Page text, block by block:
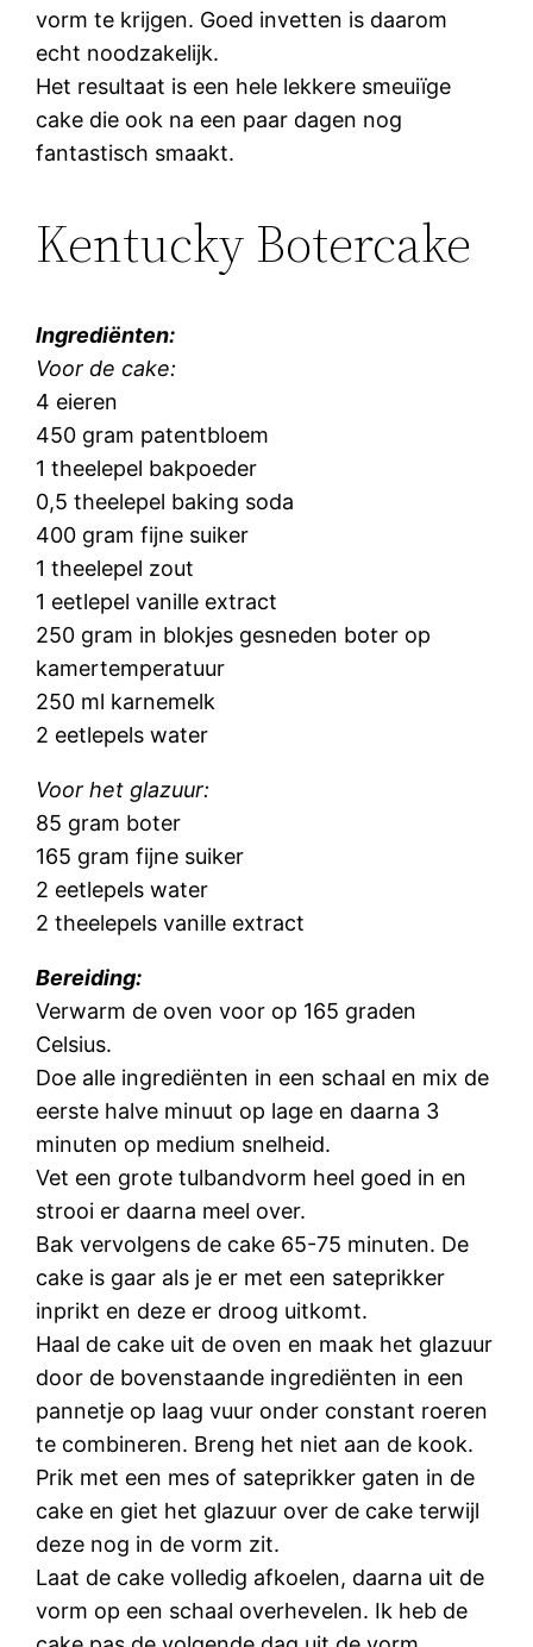
vorm te krijgen. Goed invetten is daarom
echt noodzakelijk.
Het resultaat is een hele lekkere smeuiïge
cake die ook na een paar dagen nog
fantastisch smaakt.
Kentucky Botercake
Ingrediënten:
Voor de cake:
4 eieren
450 gram patentbloem
1 theelepel bakpoeder
0,5 theelepel baking soda
400 gram fijne suiker
1 theelepel zout
1 eetlepel vanille extract
250 gram in blokjes gesneden boter op
kamertemperatuur
250 ml karnemelk
2 eetlepels water
Voor het glazuur:
85 gram boter
165 gram fijne suiker
2 eetlepels water
2 theelepels vanille extract
Bereiding:
Verwarm de oven voor op 165 graden
Celsius.
Doe alle ingrediënten in een schaal en mix de
eerste halve minuut op lage en daarna 3
minuten op medium snelheid.
Vet een grote tulbandvorm heel goed in en
strooi er daarna meel over.
Bak vervolgens de cake 65-75 minuten. De
cake is gaar als je er met een sateprikker
inprikt en deze er droog uitkomt.
Haal de cake uit de oven en maak het glazuur
door de bovenstaande ingrediënten in een
pannetje op laag vuur onder constant roeren
te combineren. Breng het niet aan de kook.
Prik met een mes of sateprikker gaten in de
cake en giet het glazuur over de cake terwijl
deze nog in de vorm zit.
Laat de cake volledig afkoelen, daarna uit de
vorm op een schaal overhevelen. Ik heb de